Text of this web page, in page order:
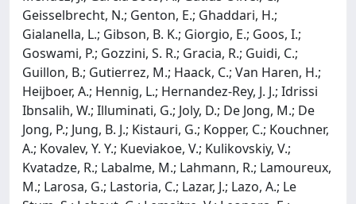
Geisselbrecht, N.; Genton, E.; Ghaddari, H.;
Gialanella, L.; Gibson, B. K.; Giorgio, E.; Goos, I.;
Goswami, P.; Gozzini, S. R.; Gracia, R.; Guidi, C.;
Guillon, B.; Gutierrez, M.; Haack, C.; Van Haren, H.;
Heijboer, A.; Hennig, L.; Hernandez-Rey, J. J.; Idrissi
Ibnsalih, W.; Illuminati, G.; Joly, D.; De Jong, M.; De
Jong, P.; Jung, B. J.; Kistauri, G.; Kopper, C.; Kouchner,
A.; Kovalev, Y. Y.; Kueviakoe, V.; Kulikovskiy, V.;
Kvatadze, R.; Labalme, M.; Lahmann, R.; Lamoureux,
M.; Larosa, G.; Lastoria, C.; Lazar, J.; Lazo, A.; Le